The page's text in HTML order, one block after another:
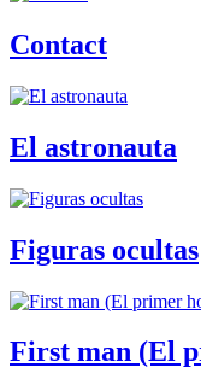
Contact
El astronauta
Figuras ocultas
First man (El